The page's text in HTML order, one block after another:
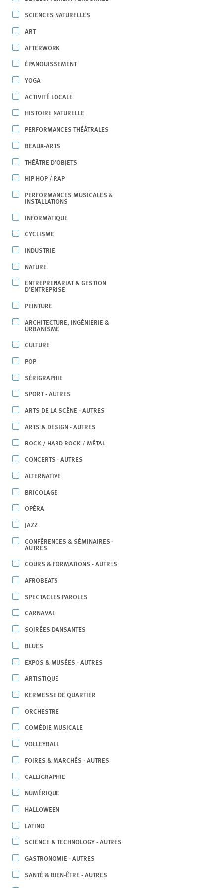
SCIENCES NATURELLES
ART
AFTERWORK
ÉPANOUISSEMENT
YOGA
ACTIVITÉ LOCALE
HISTOIRE NATURELLE
PERFORMANCES THÉÂTRALES
BEAUX-ARTS
THÉÂTRE D’OBJETS
HIP HOP / RAP
PERFORMANCES MUSICALES &
INSTALLATIONS
INFORMATIQUE
CYCLISME
INDUSTRIE
NATURE
ENTREPRENARIAT & GESTION
D’ENTREPRISE
PEINTURE
ARCHITECTURE, INGÉNIERIE &
URBANISME
CULTURE
POP
SÉRIGRAPHIE
SPORT - AUTRES
ARTS DE LA SCÈNE - AUTRES
ARTS & DESIGN - AUTRES
ROCK / HARD ROCK / MÉTAL
CONCERTS - AUTRES
ALTERNATIVE
BRICOLAGE
OPÉRA
JAZZ
CONFÉRENCES & SÉMINAIRES -
AUTRES
COURS & FORMATIONS - AUTRES
AFROBEATS
SPECTACLES PAROLES
CARNAVAL
SOIRÉES DANSANTES
BLUES
EXPOS & MUSÉES - AUTRES
ARTISTIQUE
KERMESSE DE QUARTIER
ORCHESTRE
COMÉDIE MUSICALE
VOLLEYBALL
FOIRES & MARCHÉS - AUTRES
CALLIGRAPHIE
NUMÉRIQUE
HALLOWEEN
LATINO
SCIENCE & TECHNOLOGY - AUTRES
GASTRONOMIE - AUTRES
SANTÉ & BIEN-ÊTRE - AUTRES